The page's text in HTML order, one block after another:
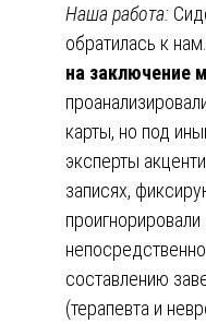
Наша работа:
обратилась к
на заключение
карты, но под
эксперты
записях,
составлению
(терапевта и